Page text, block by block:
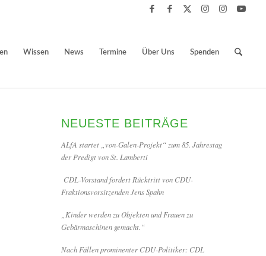
Wissen News Termine Über Uns Spenden
NEUESTE BEITRÄGE
ALfA startet „von-Galen-Projekt“ zum 85. Jahrestag
der Predigt von St. Lamberti
CDL-Vorstand fordert Rücktritt von CDU-
Fraktionsvorsitzenden Jens Spahn
„Kinder werden zu Objekten und Frauen zu
Gebärmaschinen gemacht.“
Nach Fällen prominenter CDU-Politiker: CDL